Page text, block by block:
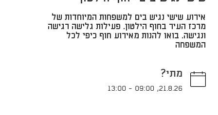
אירוע שישי נגיש בים למשפחות המיוחדות של
מרכז העיר בחוף הילטון. פעילות גלישה רגישה
ונגישה. בואו להנות מאירוע חוף כיפי לכל
המשפחה
מתי?
21.8.26
,
09:00
-
13:00